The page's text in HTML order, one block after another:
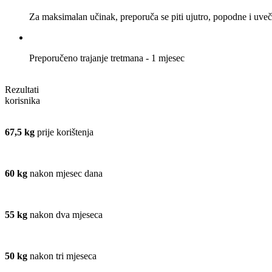
Za maksimalan učinak, preporuča se piti ujutro, popodne i
Preporučeno trajanje tretmana - 1 mjesec
Rezultati
korisnika
67,5 kg prije korištenja
60 kg nakon mjesec dana
55 kg nakon dva mjeseca
50 kg nakon tri mjeseca